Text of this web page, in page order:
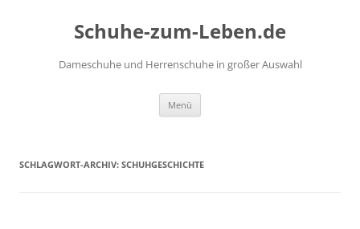
Schuhe-zum-Leben.de
Dameschuhe und Herrenschuhe in großer Auswahl
Menü
SCHLAGWORT-ARCHIV: SCHUHGESCHICHTE